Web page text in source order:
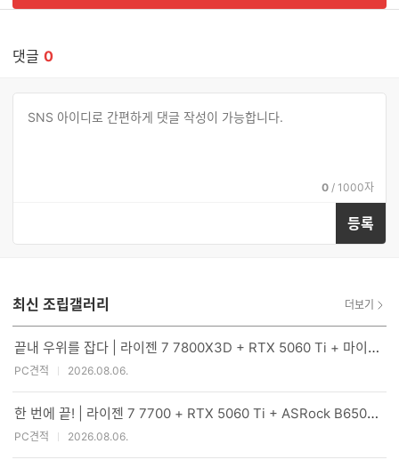
댓글 0
댓
현
한
0 / 전
체
가
자
1000자
등록
최신 조립갤러리 더보기
끝내 우위를 잡다 | 라이젠 7 7800X3D + RTX 5060 Ti + 마이크로닉스 Classic II 풀체인지 700W 80PLUS실버
PC견적 2026.08.06.
한 번에 끝! | 라이젠 7 7700 + RTX 5060 Ti + ASRock B650M Pro X3D
PC견적 2026.08.06.